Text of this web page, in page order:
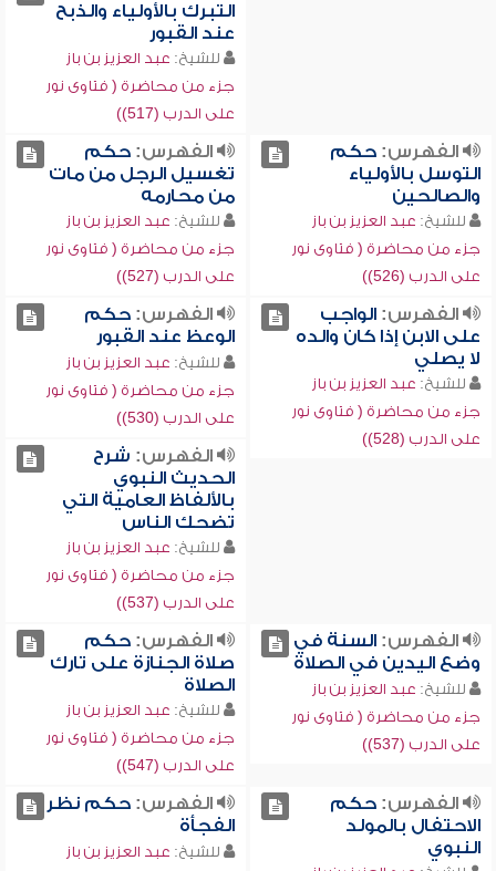
التبرك بالأولياء والذبح
عند القبور
للشيخ: عبد العزيز بن باز
جزء من محاضرة ( فتاوى نور
على الدرب (517))
الفهرس:حكم
التوسل بالأولياء
والصالحين
للشيخ: عبد العزيز بن باز
جزء من محاضرة ( فتاوى نور
على الدرب (526))
الفهرس:حكم
تغسيل الرجل من مات
من محارمه
للشيخ: عبد العزيز بن باز
جزء من محاضرة ( فتاوى نور
على الدرب (527))
الفهرس:الواجب
على الابن إذا كان والده
لا يصلي
للشيخ: عبد العزيز بن باز
جزء من محاضرة ( فتاوى نور
على الدرب (528))
الفهرس:حكم
الوعظ عند القبور
للشيخ: عبد العزيز بن باز
جزء من محاضرة ( فتاوى نور
على الدرب (530))
الفهرس: شرح
الحديث النبوي
بالألفاظ العامية التي
تضحك الناس
للشيخ: عبد العزيز بن باز
جزء من محاضرة ( فتاوى نور
على الدرب (537))
الفهرس:السنة في
وضع اليدين في الصلاة
للشيخ: عبد العزيز بن باز
جزء من محاضرة ( فتاوى نور
على الدرب (537))
الفهرس:حكم
صلاة الجنازة على تارك
الصلاة
للشيخ: عبد العزيز بن باز
جزء من محاضرة ( فتاوى نور
على الدرب (547))
الفهرس:حكم
الاحتفال بالمولد
النبوي
الفهرس:حكم نظر
الفجأة
للشيخ: عبد العزيز بن باز